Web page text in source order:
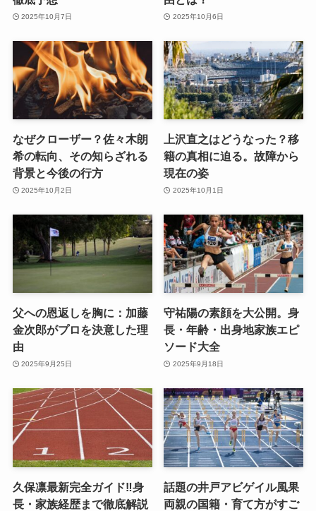
2025年10月7日 2025年10月6日
なぜクローザー？佐々木朗
希の転向、その知らざれる
背景と今後の行方
2025年10月2日
上沢直之はどうなった？移
籍の真相に迫る。故障から
現在の姿
2025年10月1日
父への恩返しを胸に：加藤
金次郎がプロを決意した理
由
2025年9月25日
守祐陽の素顔を大公開。身
長・年齢・出身地家族エピ
ソード大全
2025年9月18日
久保凛最新完全ガイド‼︎身
長・家族経歴まで徹底解説
話題の井戸アビゲイル風果
両親の国籍・育て方がすご